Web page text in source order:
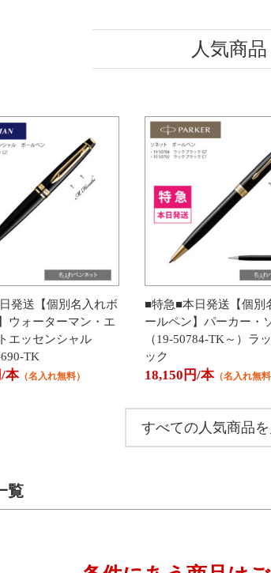
人気商品
発送【個別名入れボ
ウォーターマン・エ
エッセンシャル
690-TK
本（名入れ無料）
■特急■本日発送【個別
ールペン】パーカー・
（19-50784-TK～）ラ
ック
18,150円/本（名入れ無料
すべての人気商品
覧